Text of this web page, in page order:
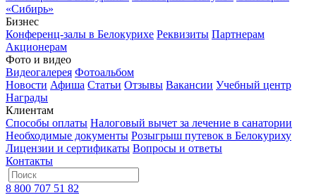
«Сибирь»
Бизнес
Конференц-залы в Белокурихе Реквизиты Партнерам
Акционерам
Фото и видео
Видеогалерея Фотоальбом
Новости Афиша Статьи Отзывы Вакансии Учебный центр
Награды
Клиентам
Способы оплаты Налоговый вычет за лечение в санатории
Необходимые документы Розыгрыш путевок в Белокуриху
Лицензии и сертификаты Вопросы и ответы
Контакты
8 800 707 51 82